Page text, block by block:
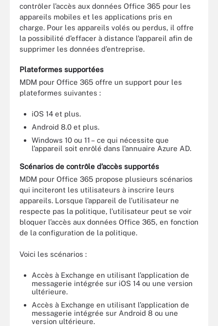
contrôler l’accès aux données Office 365 pour les
appareils mobiles et les applications pris en
charge. Pour les appareils volés ou perdus, il offre
la possibilité d’effacer à distance l’appareil afin de
supprimer les données d’entreprise.
Plateformes supportées
MDM pour Office 365 offre un support pour les
plateformes suivantes :
iOS 14 et plus.
Android 8.0 et plus.
Windows 10 ou 11 – ce qui nécessite que
l’appareil soit enrôlé dans l’annuaire Azure AD.
Scénarios de contrôle d’accès supportés
MDM pour Office 365 propose plusieurs scénarios
qui inciteront les utilisateurs à inscrire leurs
appareils. Lorsque l’appareil de l’utilisateur ne
respecte pas la politique, l’utilisateur peut se voir
bloquer l’accès aux données Office 365, en fonction
de la configuration de la politique.
Voici les scénarios :
Accès à Exchange en utilisant l’application de
messagerie intégrée sur iOS 14 ou une version
ultérieure.
Accès à Exchange en utilisant l’application de
messagerie intégrée sur Android 8 ou une
version ultérieure.